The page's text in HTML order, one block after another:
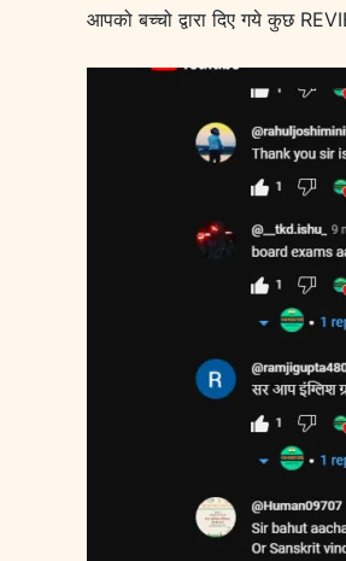
आपको बच्चो द्वारा दिए गये कुछ